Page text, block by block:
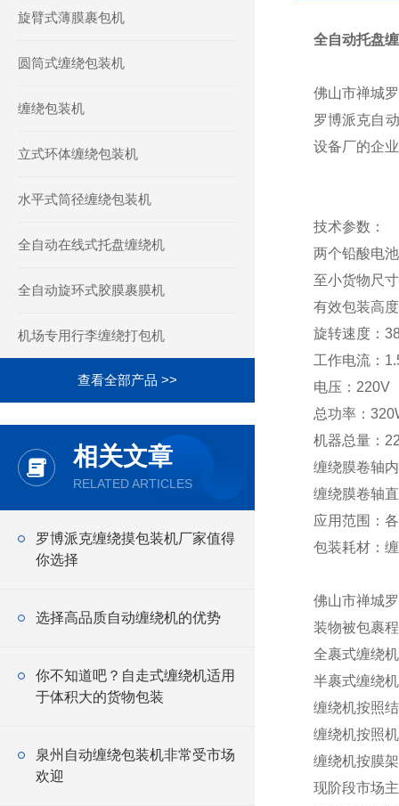
旋臂式薄膜裹包机
圆筒式缠绕包装机
缠绕包装机
立式环体缠绕包装机
水平式筒径缠绕包装机
全自动在线式托盘缠绕机
全自动旋环式胶膜裹膜机
机场专用行李缠绕打包机
查看全部产品 >>
相关文章
RELATED ARTICLES
罗博派克缠绕摸包装机厂家值得
你选择
选择高品质自动缠绕机的优势
你不知道吧？自走式缠绕机适用
于体积大的货物包装
泉州自动缠绕包装机非常受市场
欢迎
全自动托盘
佛山市禅城
罗博派克自
设备厂的企
技术参数：
两个铅酸电
至小货物尺
有效包装高
旋转速度：
工作电流：
电压：220V
总功率：
机器总量：
缠绕膜卷轴
缠绕膜卷轴
应用范围：
包装耗材：
佛山市禅城
装物被包裹
全裹式缠绕
半裹式缠绕
缠绕机按照
缠绕机按照
缠绕机按膜
现阶段市场